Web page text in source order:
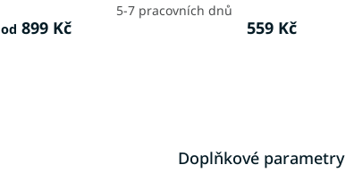
5-7 pracovních dnů
od 899 Kč 559 Kč
Doplňkové parametry